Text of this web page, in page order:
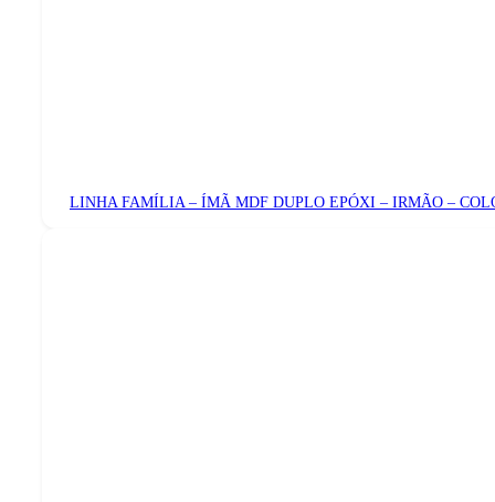
LINHA FAMÍLIA – ÍMÃ MDF DUPLO EPÓXI – IRMÃO –